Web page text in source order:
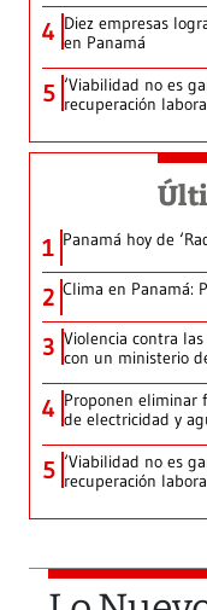
4 Diez empresas
en Panamá
5 ‘Viabilidad no es
recuperación
1 Panamá hoy de
2 Clima en Panamá:
3 Violencia contra
con un ministerio
4 Proponen eliminar
de electricidad y
5 ‘Viabilidad no es
recuperación